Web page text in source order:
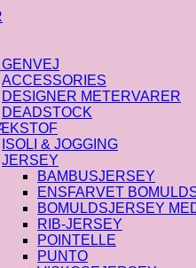
ACCESSORIES
DESIGNER METERVARER
DEADSTOCK
ISOLI & JOGGING
JERSEY
BAMBUSJERSEY
ENSFARVET
BOMULDSJERSEY
RIB-JERSEY
POINTELLE
PUNTO